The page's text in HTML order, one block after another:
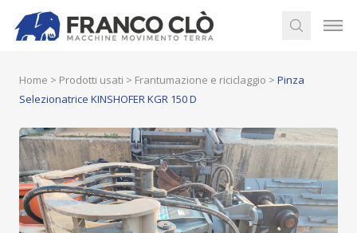
Home > Prodotti usati > Frantumazione e riciclaggio > Pinza
Selezionatrice KINSHOFER KGR 150 D